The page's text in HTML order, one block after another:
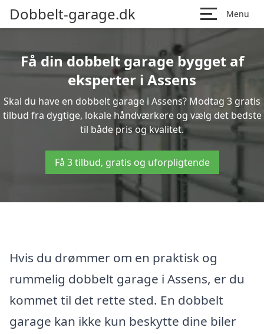
Dobbelt-garage.dk Menu
Få din dobbelt garage bygget af
eksperter i Assens
Skal du have en dobbelt garage i Assens? Modtag 3 gratis
tilbud fra dygtige, lokale håndværkere og vælg det bedste
til både pris og kvalitet.
Få 3 tilbud, gratis og uforpligtende
Hvis du drømmer om en praktisk og
rummelig dobbelt garage i Assens, er du
kommet til det rette sted. En dobbelt
garage kan ikke kun beskytte dine biler